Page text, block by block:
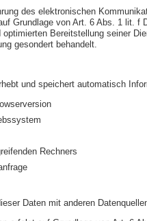
des elektronischen
Grundlage von Art. 6 Abs. 1 lit.
Bereitstellung seiner
gesondert behandelt.
und speichert automatisch
Rechners
Daten mit anderen